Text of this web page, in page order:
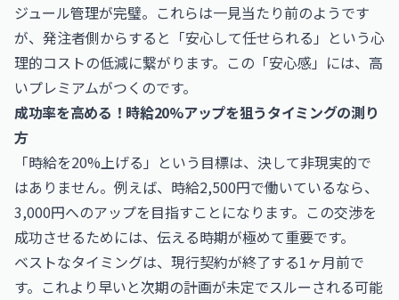
ジュール管理が完璧。これらは一見当たり前のようです
が、発注者側からすると「安心して任せられる」という心
理的コストの低減に繋がります。この「安心感」には、高
いプレミアムがつくのです。
成功率を高める！時給20%アップを狙うタイミングの測り
方
「時給を20%上げる」という目標は、決して非現実的で
はありません。例えば、時給2,500円で働いているなら、
3,000円へのアップを目指すことになります。この交渉を
成功させるためには、伝える時期が極めて重要です。
ベストなタイミングは、現行契約が終了する1ヶ月前で
す。これより早いと次期の計画が未定でスルーされる可能